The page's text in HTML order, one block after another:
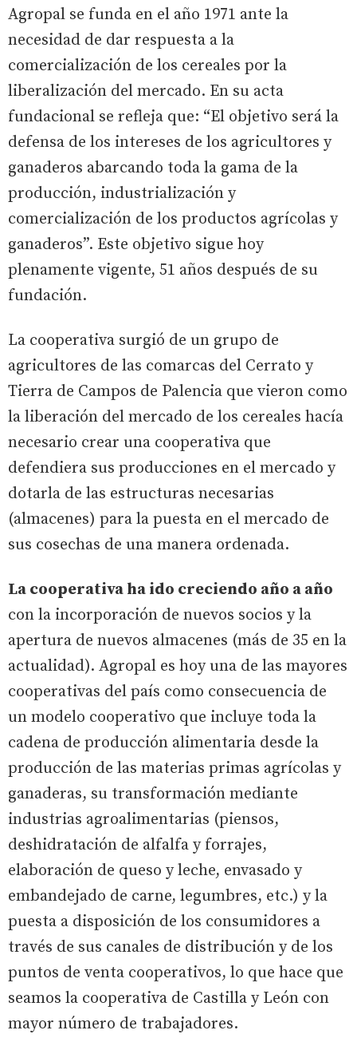
Agropal se funda en el año 1971 ante la
necesidad de dar respuesta a la
comercialización de los cereales por la
liberalización del mercado. En su acta
fundacional se refleja que: “El objetivo será la
defensa de los intereses de los agricultores y
ganaderos abarcando toda la gama de la
producción, industrialización y
comercialización de los productos agrícolas y
ganaderos”. Este objetivo sigue hoy
plenamente vigente, 51 años después de su
fundación.
La cooperativa surgió de un grupo de
agricultores de las comarcas del Cerrato y
Tierra de Campos de Palencia que vieron como
la liberación del mercado de los cereales hacía
necesario crear una cooperativa que
defendiera sus producciones en el mercado y
dotarla de las estructuras necesarias
(almacenes) para la puesta en el mercado de
sus cosechas de una manera ordenada.
La cooperativa ha ido creciendo año a año
con la incorporación de nuevos socios y la
apertura de nuevos almacenes (más de 35 en la
actualidad). Agropal es hoy una de las mayores
cooperativas del país como consecuencia de
un modelo cooperativo que incluye toda la
cadena de producción alimentaria desde la
producción de las materias primas agrícolas y
ganaderas, su transformación mediante
industrias agroalimentarias (piensos,
deshidratación de alfalfa y forrajes,
elaboración de queso y leche, envasado y
embandejado de carne, legumbres, etc.) y la
puesta a disposición de los consumidores a
través de sus canales de distribución y de los
puntos de venta cooperativos, lo que hace que
seamos la cooperativa de Castilla y León con
mayor número de trabajadores.